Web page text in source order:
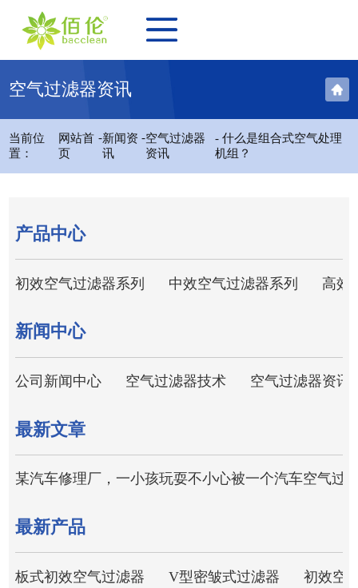
空气过滤器资讯
当前位
置：
网站首
页
-新闻资
讯
-空气过滤器
资讯
- 什么是组合式空气处理
机组？
产品中心
初效空气过滤器系列 中效空气过滤器系列 高效
新闻中心
公司新闻中心 空气过滤器技术 空气过滤器资讯
最新文章
某汽车修理厂，一小孩玩耍不小心被一个汽车空气过
最新产品
板式初效空气过滤器 V型密皱式过滤器 初效空